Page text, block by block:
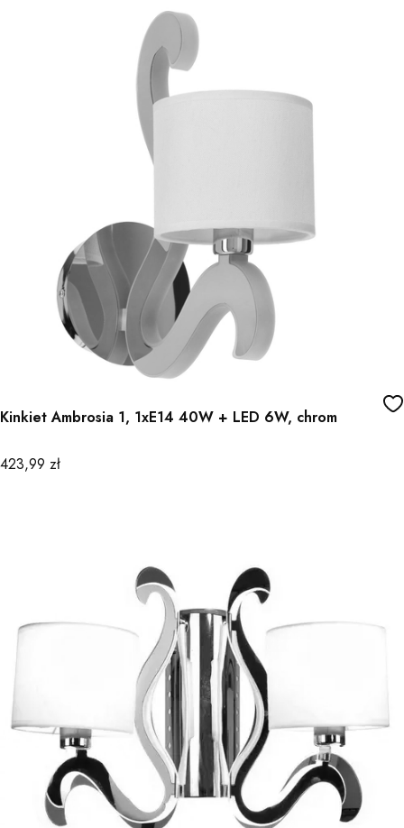
Kinkiet Ambrosia 1, 1xE14 40W + LED 6W, chrom
Cena
423,99 zł